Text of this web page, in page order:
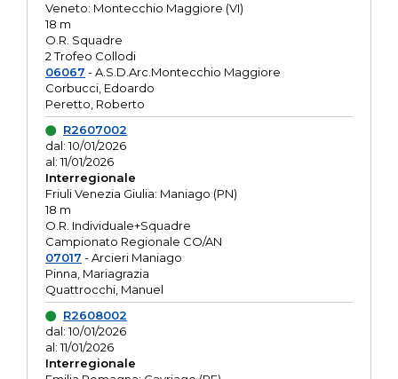
Veneto: Montecchio Maggiore (VI)
18 m
O.R. Squadre
2 Trofeo Collodi
06067 - A.S.D.Arc.Montecchio Maggiore
Corbucci, Edoardo
Peretto, Roberto
R2607002
dal: 10/01/2026
al: 11/01/2026
Interregionale
Friuli Venezia Giulia: Maniago (PN)
18 m
O.R. Individuale+Squadre
Campionato Regionale CO/AN
07017 - Arcieri Maniago
Pinna, Mariagrazia
Quattrocchi, Manuel
R2608002
dal: 10/01/2026
al: 11/01/2026
Interregionale